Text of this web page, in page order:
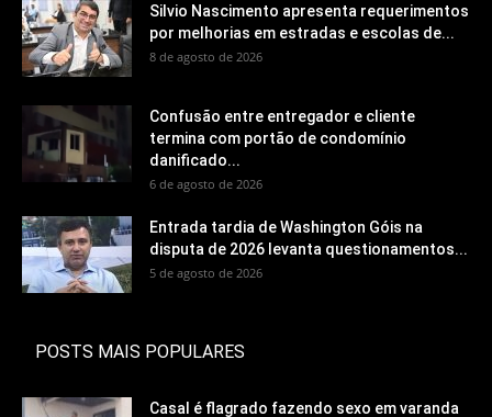
Silvio Nascimento apresenta requerimentos
por melhorias em estradas e escolas de...
8 de agosto de 2026
Confusão entre entregador e cliente
termina com portão de condomínio
danificado...
6 de agosto de 2026
Entrada tardia de Washington Góis na
disputa de 2026 levanta questionamentos...
5 de agosto de 2026
POSTS MAIS POPULARES
Casal é flagrado fazendo sexo em varanda